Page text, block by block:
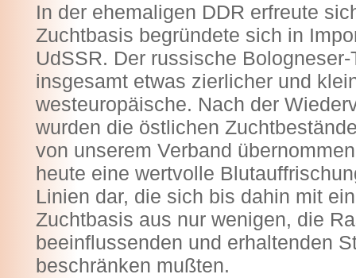
In der ehemaligen DDR erfreute
Zuchtbasis begründete sich in
UdSSR. Der russische Bologneser-
insgesamt etwas zierlicher und
westeuropäische. Nach der
wurden die östlichen
von unserem Verband
heute eine wertvolle
Linien dar, die sich bis dahin mit
Zuchtbasis aus nur wenigen, die
beeinflussenden und erhaltenden
beschränken mußten.